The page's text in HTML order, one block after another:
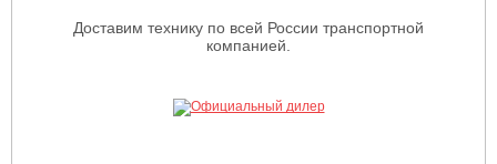
Доставим технику по всей России транспортной
компанией.